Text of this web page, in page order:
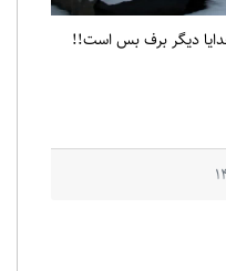
دیگر برف بس است!!